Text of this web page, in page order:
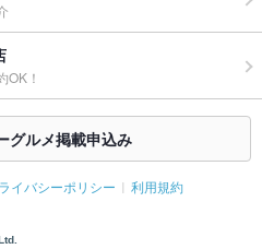
OK！
グルメ掲載申込み
イバシーポリシー 利用規約